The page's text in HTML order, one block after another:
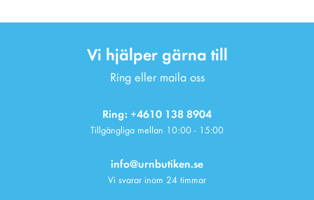
Vi hjälper gärna till
Ring eller maila oss
Ring: +4610 138 8904
Tillgängliga mellan 10:00 - 15:00
info@urnbutiken.se
Vi svarar inom 24 timmar